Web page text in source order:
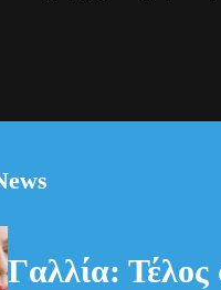
Γαλλία: Τέλος